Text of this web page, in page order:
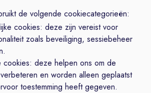
de volgende cookiecategorieën:
cookies: deze zijn vereist voor
zoals beveiliging, sessiebeheer
cookies: deze helpen ons om de
en worden alleen geplaatst
toestemming heeft gegeven.